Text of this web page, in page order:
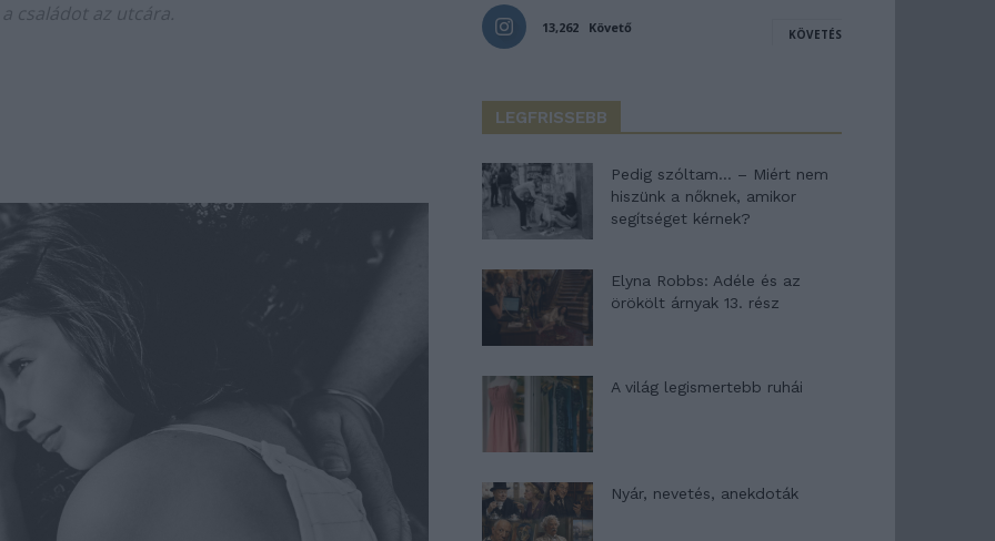
családot az utcára.
13,262 Követő KÖVETÉS
LEGFRISSEBB
Pedig szóltam… – Miért nem
hiszünk a nőknek, amikor
segítséget kérnek?
Elyna Robbs: Adéle és az
örökölt árnyak 13. rész
A világ legismertebb ruhái
Nyár, nevetés, anekdoták